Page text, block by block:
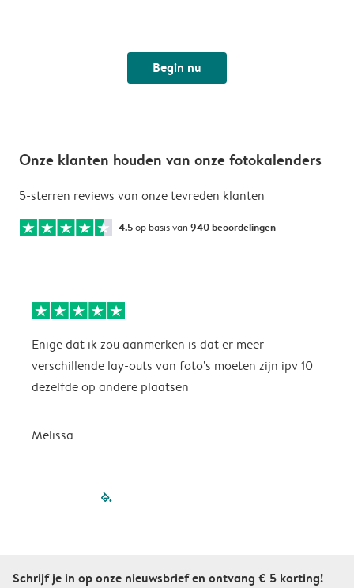
Begin nu
Onze klanten houden van onze fotokalenders
5-sterren reviews van onze tevreden klanten
4.5op basis van 940 beoordelingen
Enige dat ik zou aanmerken is dat er meer
verschillende lay-outs van foto's moeten zijn ipv 10
dezelfde op andere plaatsen
Melissa
filled-pagination
Schrijf je in op onze nieuwsbrief en ontvang € 5 korting!